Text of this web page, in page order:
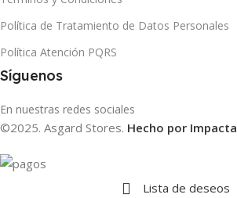
Política de Tratamiento de Datos Personales
Política Atención PQRS
Síguenos
En nuestras redes sociales
©2025. Asgard Stores. Hecho por Impacta
Lista de deseos